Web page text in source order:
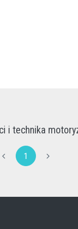
i technika
1